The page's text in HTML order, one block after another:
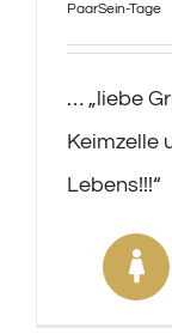
PaarSein-Tage
… „liebe
Keimzelle
Lebens!!!“